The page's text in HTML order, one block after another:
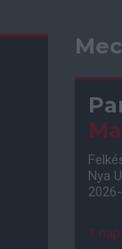
Nya
1